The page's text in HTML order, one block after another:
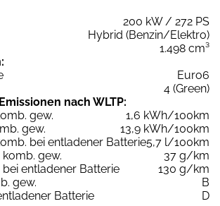
200 kW / 272 PS
Hybrid (Benzin/Elektro)
1.498 cm³
Euro6
4 (Green)
nach WLTP:
gew.
1,6 kWh/100km
gew.
13,9 kWh/100km
bei entladener Batterie5,7 l/100km
gew.
37 g/km
entladener Batterie
130 g/km
gew.
B
Batterie
D